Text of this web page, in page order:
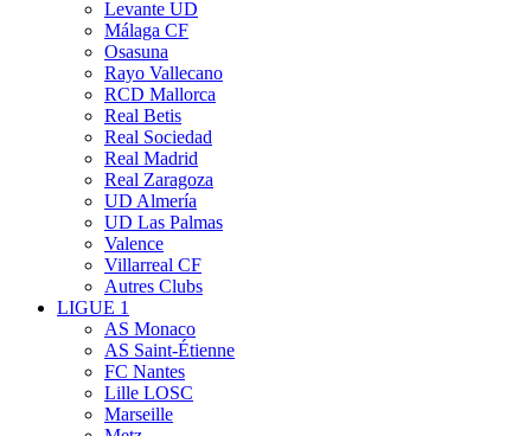
Levante UD
Málaga CF
Osasuna
Rayo Vallecano
RCD Mallorca
Real Betis
Real Sociedad
Real Madrid
Real Zaragoza
UD Almería
UD Las Palmas
Valence
Villarreal CF
Autres Clubs
LIGUE 1
AS Monaco
AS Saint-Étienne
FC Nantes
Lille LOSC
Marseille